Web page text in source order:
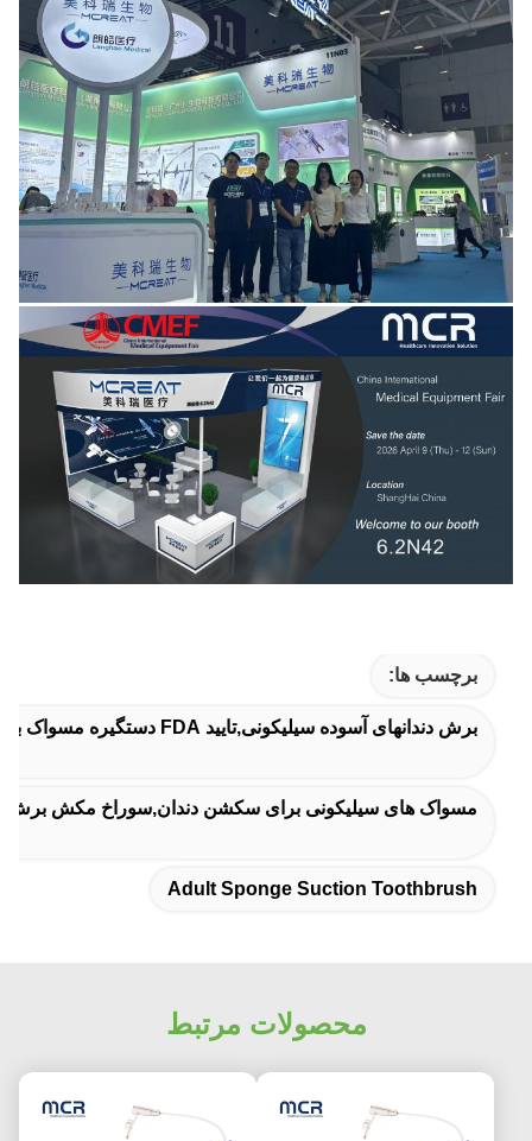
برچسب ها:
برش دندانهای آسوده سیلیکونی,تایید FDA دستگیره مسواک بچه ها,مسواک مکش اسفنج بزرگسالان
مسواک های سیلیکونی برای سکشن دندان,سوراخ مکش
Adult Sponge Suction Toothbrush
محصولات مرتبط